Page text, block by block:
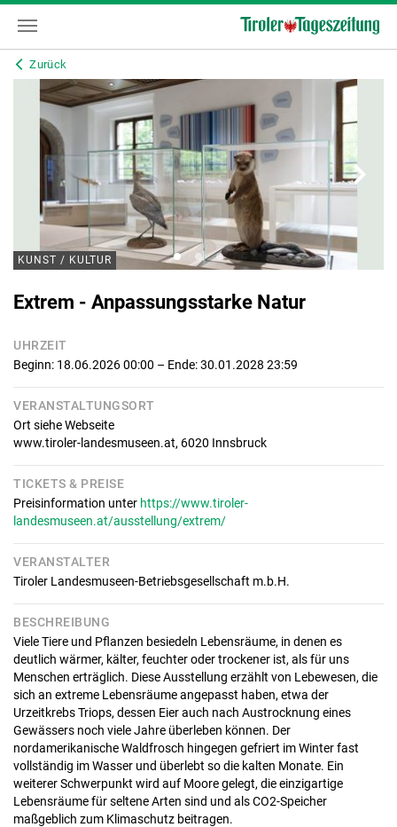
Zurück
KUNST / KULTUR
Extrem - Anpassungsstarke Natur
UHRZEIT
Beginn: 18.06.2026 00:00 – Ende: 30.01.2028 23:59
VERANSTALTUNGSORT
Ort siehe Webseite
www.tiroler-landesmuseen.at, 6020 Innsbruck
TICKETS & PREISE
Preisinformation unter https://www.tiroler-
landesmuseen.at/ausstellung/extrem/
VERANSTALTER
Tiroler Landesmuseen-Betriebsgesellschaft m.b.H.
BESCHREIBUNG
Viele Tiere und Pflanzen besiedeln Lebensräume, in denen es
deutlich wärmer, kälter, feuchter oder trockener ist, als für uns
Menschen erträglich. Diese Ausstellung erzählt von Lebewesen, die
sich an extreme Lebensräume angepasst haben, etwa der
Urzeitkrebs Triops, dessen Eier auch nach Austrocknung eines
Gewässers noch viele Jahre überleben können. Der
nordamerikanische Waldfrosch hingegen gefriert im Winter fast
vollständig im Wasser und überlebt so die kalten Monate. Ein
weiterer Schwerpunkt wird auf Moore gelegt, die einzigartige
Lebensräume für seltene Arten sind und als CO2-Speicher
maßgeblich zum Klimaschutz beitragen.